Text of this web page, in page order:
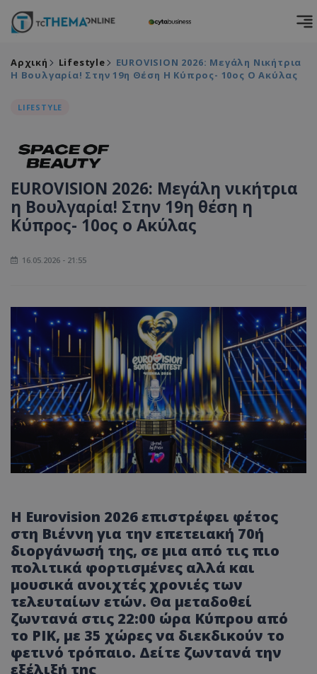
Αρχική Lifestyle
EUROVISION 2026: Μεγάλη Νικήτρια
Η Βουλγαρία! Στην 19η Θέση Η Κύπρος- 10ος Ο Ακύλας
LIFESTYLE
EUROVISION 2026: Μεγάλη νικήτρια
η Βουλγαρία! Στην 19η θέση η
Κύπρος- 10ος ο Ακύλας
16.05.2026 - 21:55
Η Eurovision 2026 επιστρέφει φέτος
στη Βιέννη για την επετειακή 70ή
διοργάνωσή της, σε μια από τις πιο
πολιτικά φορτισμένες αλλά και
μουσικά ανοιχτές χρονιές των
τελευταίων ετών. Θα μεταδοθεί
ζωντανά στις 22:00 ώρα Κύπρου από
το ΡΙΚ, με 35 χώρες να διεκδικούν το
φετινό τρόπαιο. Δείτε ζωντανά την
εξέλιξή της